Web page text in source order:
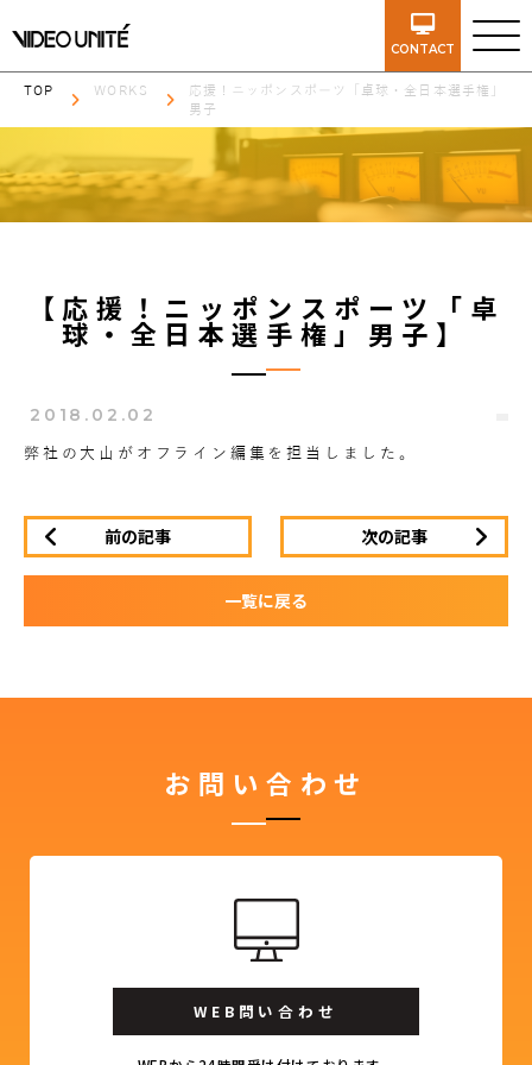
CONTACT
TOP WORKS
応援！ニッポンスポーツ「卓球・全日本選手権」
男子
【応援！ニッポンスポーツ「卓
球・全日本選手権」男子】
2018.02.02
弊社の大山がオフライン編集を担当しました。
前の記事 次の記事
一覧に戻る
お問い合わせ
WEB問い合わせ